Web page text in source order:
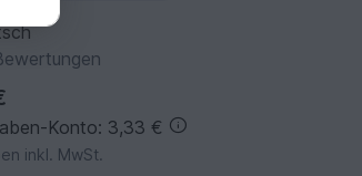
Konto: 3,33 €
inkl. MwSt.